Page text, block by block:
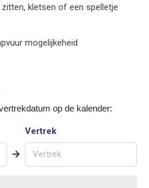
kletsen of een spelletje
mogelijkeheid
op de kalender:
Vertrek